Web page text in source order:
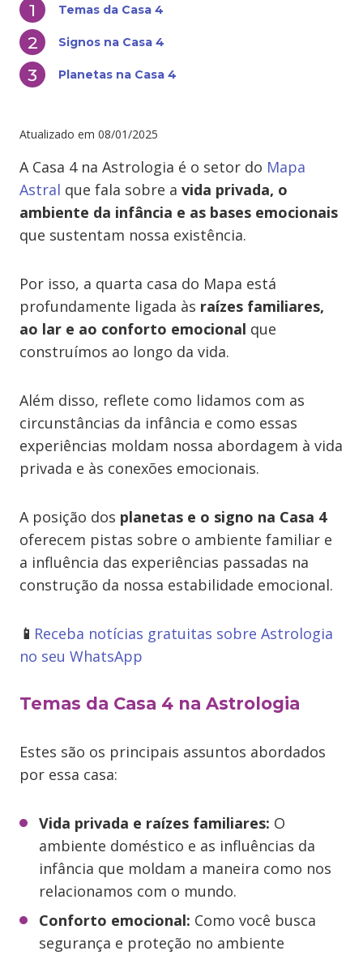
Temas da Casa 4
Signos na Casa 4
Planetas na Casa 4
Atualizado em 08/01/2025
A Casa 4 na Astrologia é o setor do Mapa
Astral que fala sobre a vida privada, o
ambiente da infância e as bases emocionais
que sustentam nossa existência.
Por isso, a quarta casa do Mapa está
profundamente ligada às raízes familiares,
ao lar e ao conforto emocional que
construímos ao longo da vida.
Além disso, reflete como lidamos com as
circunstâncias da infância e como essas
experiências moldam nossa abordagem à vida
privada e às conexões emocionais.
A posição dos planetas e o signo na Casa 4
oferecem pistas sobre o ambiente familiar e
a influência das experiências passadas na
construção da nossa estabilidade emocional.
📱 Receba notícias gratuitas sobre Astrologia
no seu WhatsApp
Temas da Casa 4 na Astrologia
Estes são os principais assuntos abordados
por essa casa:
Vida privada e raízes familiares: O
ambiente doméstico e as influências da
infância que moldam a maneira como nos
relacionamos com o mundo.
Conforto emocional: Como você busca
segurança e proteção no ambiente